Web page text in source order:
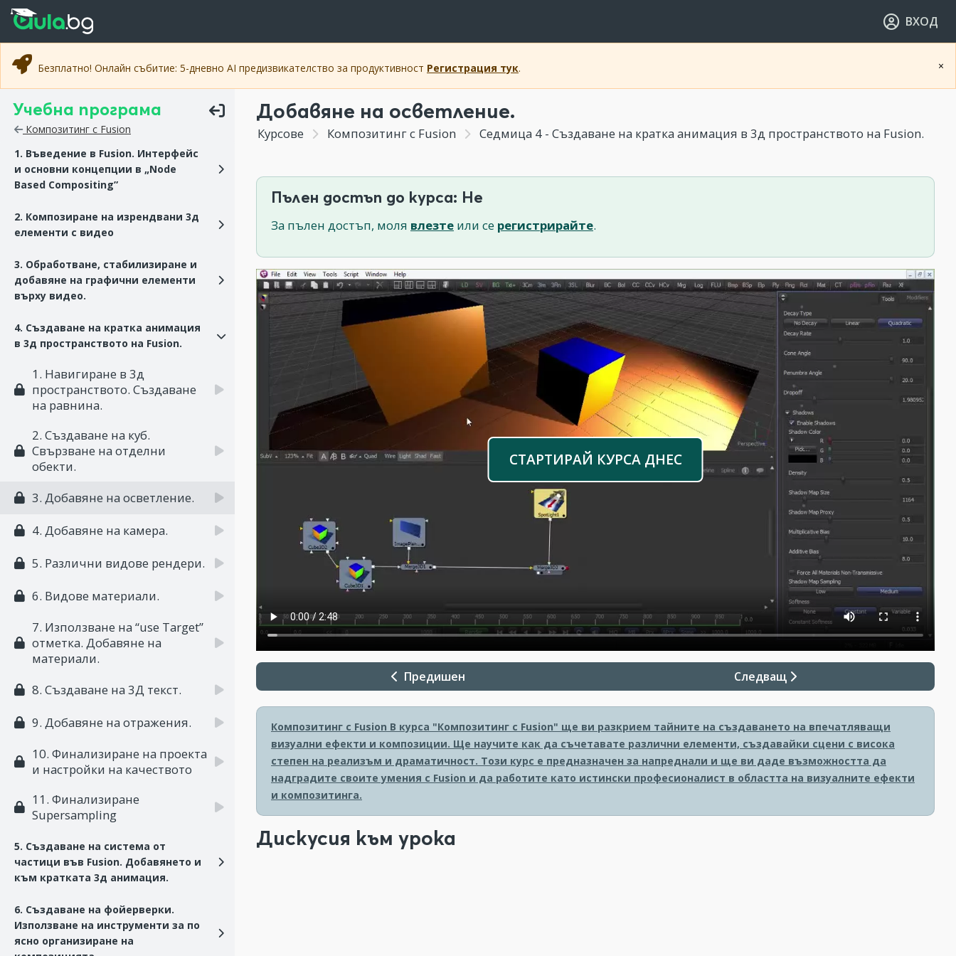
Прескочи към основното съдържание
Прескочи към навигацията
ВХОД
×
Безплатно! Онлайн събитие: 5-дневно AI предизвикателство за продуктивност Регистрация тук.
Учебна програма
Композитинг с Fusion
1. Въведение в Fusion. Интерфейс
и основни концепции в „Node
Based Compositing”
2. Композиране на изрендвани 3д
елементи с видео
3. Обработване, стабилизиране и
добавяне на графични елементи
върху видео.
4. Създаване на кратка анимация
в 3д пространството на Fusion.
1. Навигиране в 3д
пространството. Създаване
на равнина.
2. Създаване на куб.
Свързване на отделни
обекти.
3. Добавяне на осветление.
4. Добавяне на камера.
5. Различни видове рендери.
6. Видове материали.
7. Използване на “use Target”
отметка. Добавяне на
материали.
8. Създаване на 3Д текст.
9. Добавяне на отражения.
10. Финализиране на проекта
и настройки на качеството
11. Финализиране
Supersampling
5. Създаване на система от
частици във Fusion. Добавянето и
към кратката 3д анимация.
6. Създаване на фойерверки.
Използване на инструменти за по
ясно организиране на
Добавяне на осветление.
Курсове Композитинг с Fusion Седмица 4 - Създаване на кратка анимация в 3д пространството на Fusion.
Пълен достъп до курса: Не
За пълен достъп, моля влезте или се регистрирайте.
СТАРТИРАЙ КУРСА ДНЕС
Предишен Следващ
Композитинг с Fusion В курса "Композитинг с Fusion" ще ви разкрием тайните на създаването на впечатляващи
визуални ефекти и композиции. Ще научите как да съчетавате различни елементи, създавайки сцени с висока
степен на реализъм и драматичност. Този курс е предназначен за напреднали и ще ви даде възможността да
надградите своите умения с Fusion и да работите като истински професионалист в областта на визуалните ефекти
и композитинга.
Дискусия към урока